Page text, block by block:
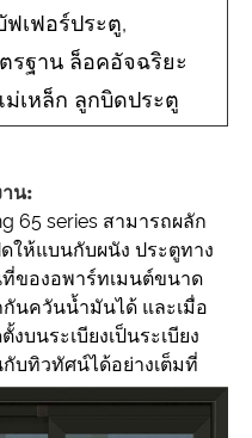
ฟเฟอร์ประตู,
รฐาน ล็อคอัจฉริยะ
เหล็ก ลูกบิดประตู
น:
65 series สามารถผลัก
ให้แบนกับผนัง ประตูทาง
ของอพาร์ทเมนต์ขนาด
กันควันน้ำมันได้ และเมื่อ
บนระเบียงเป็นระเบียง
บทิวทัศน์ได้อย่างเต็มที่